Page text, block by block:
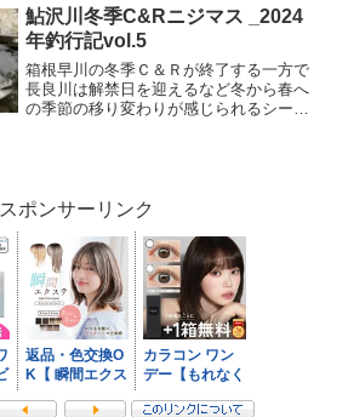
ともあって、いわゆるその格好をした多
くの鮎釣り師が長竿を手に川に並んでい
た最終日の目標は先週掛けられなかった
デカヤマメを早朝にヒットさせ、昼は撒
き餌で寄せた鮎を鶏皮フライで釣りあ
げ、最後は餌釣りで食用鮎を数沢山キー
鮎沢川冬季C&Rニジマス _2024
年釣行記vol.5
箱根早川の冬季Ｃ＆Ｒが終了する一方で
長良川は解禁日を迎えるなど冬から春へ
の季節の移り変わりが感じられるシーズ
スポンサーリンク